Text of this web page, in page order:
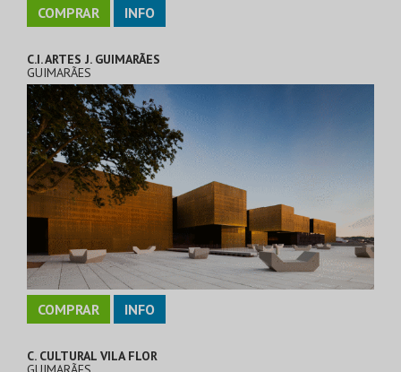
COMPRAR INFO
C.I. ARTES J. GUIMARÃES
GUIMARÃES
COMPRAR INFO
C. CULTURAL VILA FLOR